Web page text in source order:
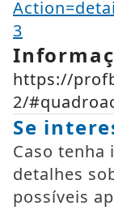
3
https://
2/
Se
Caso tenha
detalhes
possíveis